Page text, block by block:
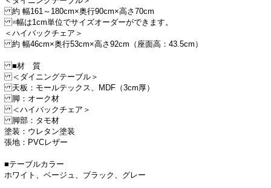
約 幅161～180cm×奥行90cm×高さ70cm
※幅は1cm単位でサイズオーダーができます。
＜ハイバックチェア＞
約 幅46cm×奥行53cm×高さ92cm（座面高：43.5cm）
■材 質
＜ダイニングテーブル＞
天板：モールテックス、MDF（3cm厚）
脚：オーク材
＜ハイバックチェア＞
脚部：タモ材
塗装：ウレタン塗装
張地：PVCレザー
■テーブルカラー
ホワイト、ベージュ、ブラック、グレー